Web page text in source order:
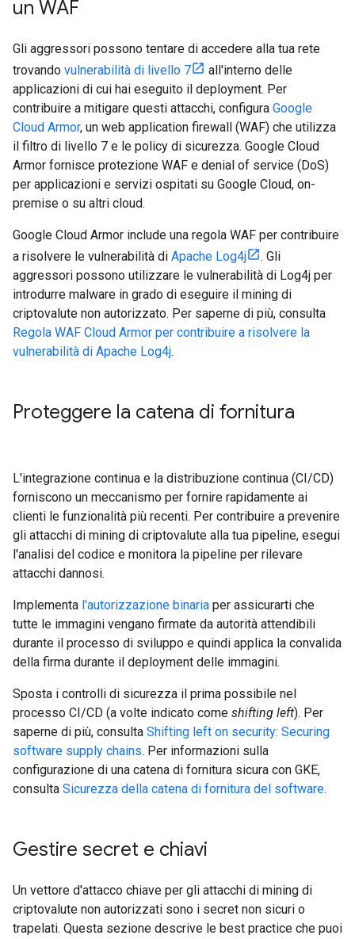
un WAF
Gli aggressori possono tentare di accedere alla tua rete
trovando vulnerabilità di livello 7
all'interno delle
applicazioni di cui hai eseguito il deployment. Per
contribuire a mitigare questi attacchi, configura Google
Cloud Armor, un web application firewall (WAF) che utilizza
il filtro di livello 7 e le policy di sicurezza. Google Cloud
Armor fornisce protezione WAF e denial of service (DoS)
per applicazioni e servizi ospitati su Google Cloud, on-
premise o su altri cloud.
Google Cloud Armor include una regola WAF per contribuire
a risolvere le vulnerabilità di Apache Log4j
. Gli
aggressori possono utilizzare le vulnerabilità di Log4j per
introdurre malware in grado di eseguire il mining di
criptovalute non autorizzato. Per saperne di più, consulta
Regola WAF Cloud Armor per contribuire a risolvere la
vulnerabilità di Apache Log4j.
Proteggere la catena di fornitura
L'integrazione continua e la distribuzione continua (CI/CD)
forniscono un meccanismo per fornire rapidamente ai
clienti le funzionalità più recenti. Per contribuire a prevenire
gli attacchi di mining di criptovalute alla tua pipeline, esegui
l'analisi del codice e monitora la pipeline per rilevare
attacchi dannosi.
Implementa l'autorizzazione binaria per assicurarti che
tutte le immagini vengano firmate da autorità attendibili
durante il processo di sviluppo e quindi applica la convalida
della firma durante il deployment delle immagini.
Sposta i controlli di sicurezza il prima possibile nel
processo CI/CD (a volte indicato come shifting left). Per
saperne di più, consulta Shifting left on security: Securing
software supply chains. Per informazioni sulla
configurazione di una catena di fornitura sicura con GKE,
consulta Sicurezza della catena di fornitura del software.
Gestire secret e chiavi
Un vettore d'attacco chiave per gli attacchi di mining di
criptovalute non autorizzati sono i secret non sicuri o
trapelati. Questa sezione descrive le best practice che puoi